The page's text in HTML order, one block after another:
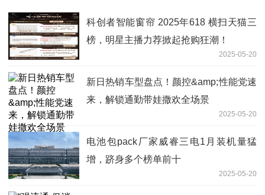
科创者智能窗帘 2025年618 横扫天猫三
榜，明星主播力荐掀起抢购狂潮！
2025-05-20
新日热销车型盘点！颜控&amp;性能党速
来，解锁通勤带娃撒欢全场景
2025-05-20
电池包pack厂家威睿三电1月装机量猛
增，跻身多个榜单前十
2025-05-20